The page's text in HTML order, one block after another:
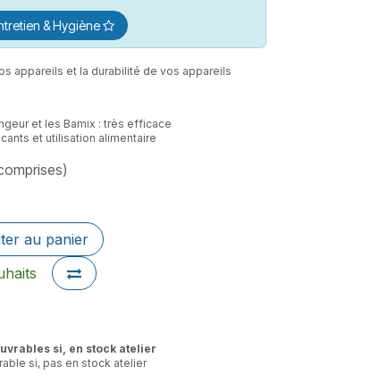
& Hygiène
appareils et la durabilité de vos appareils
et les Bamix : très efficace
et utilisation alimentaire
au panier
si, en stock atelier
si, pas en stock atelier